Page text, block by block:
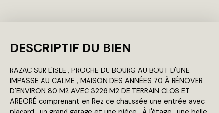
DESCRIPTIF DU BIEN
RAZAC SUR L'ISLE , PROCHE DU BOURG AU BOUT D'UNE
IMPASSE AU CALME , MAISON DES ANNÉES 70 À RÉNOVER
D'ENVIRON 80 M2 AVEC 3226 M2 DE TERRAIN CLOS ET
ARBORÉ comprenant en Rez de chaussée une entrée avec